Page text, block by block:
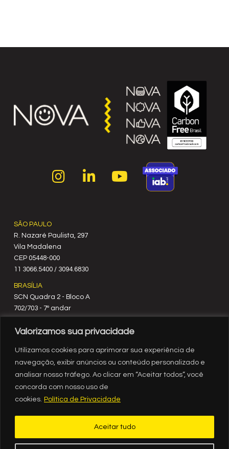
Valorizamos sua privacidade
Utilizamos cookies para aprimorar sua experiência de
navegação, exibir anúncios ou conteúdo personalizado e
analisar nosso tráfego. Ao clicar em “Aceitar todos”, você
concorda com nosso uso de
cookies. Política de Privacidade
Aceitar tudo
SÃO PAULO
R. Nazaré Paulista, 297
Vila Madalena
C‍EP 05448-000
11 3066.5400 / 3094.6830
BRASÍLIA
SCN Quadra 2 - Bloco A
702/703 - 7º andar
61 3329.8200
RIO DE JANEIRO
Rua México, nº 3
21 3554.1720
Av. Governador Agamenon Magalhães, 2939, sala 1308, ed.
Internacional Business Center, Espinheiro, Recife - PE